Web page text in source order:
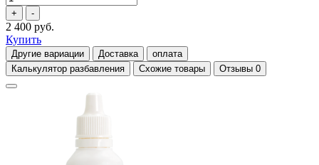
2 400 руб.
Купить
Другие вариации Доставка
оплата
Калькулятор разбавления
Схожие товары Отзывы 0